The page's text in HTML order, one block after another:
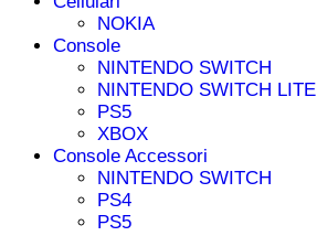
NOKIA
Console
NINTENDO SWITCH
NINTENDO SWITCH LITE
PS5
XBOX
Console Accessori
NINTENDO SWITCH
PS4
PS5